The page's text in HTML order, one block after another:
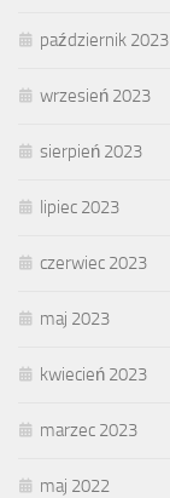
październik 2023
wrzesień 2023
sierpień 2023
lipiec 2023
czerwiec 2023
maj 2023
kwiecień 2023
marzec 2023
maj 2022